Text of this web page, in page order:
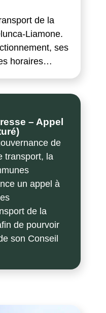
de la
Liamone.
ses
horaires…
– Appel
de
transport, la
un appel à
de la
de pourvoir
son Conseil